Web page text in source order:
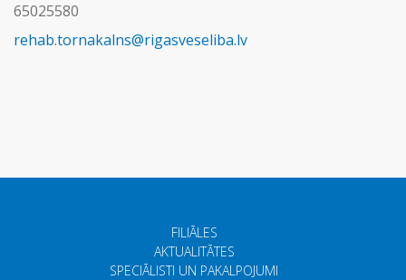
65025580
rehab.tornakalns@rigasveseliba.lv
FILIĀLES
AKTUALITĀTES
SPECIĀLISTI UN PAKALPOJUMI